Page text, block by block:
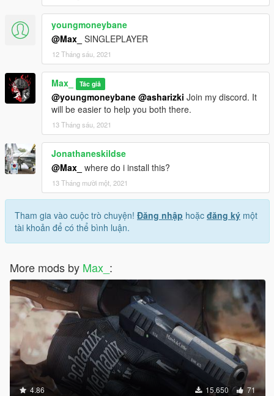
youngmoneybane
@Max_ SINGLEPLAYER
12 Tháng sáu, 2021
Max_ Tác giả
@youngmoneybane @asharizki Join my discord. It
will be easier to help you both there.
13 Tháng sáu, 2021
Jonathaneskildse
@Max_ where do i install this?
13 Tháng mười một, 2021
Tham gia vào cuộc trò chuyện! Đăng nhập hoặc đăng ký một
tài khoản để có thể bình luận.
More mods by Max_ :
4.86 15.650 71